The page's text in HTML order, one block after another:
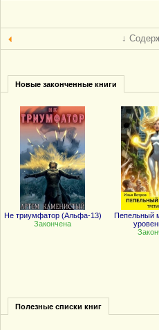
↓
Новые законченные книги
Не триумфатор (Альфа-13)
Закончена
Пепельный
Полезные списки книг